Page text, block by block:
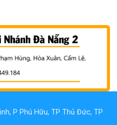
P Phú Hữu, TP Thủ Đức, TP